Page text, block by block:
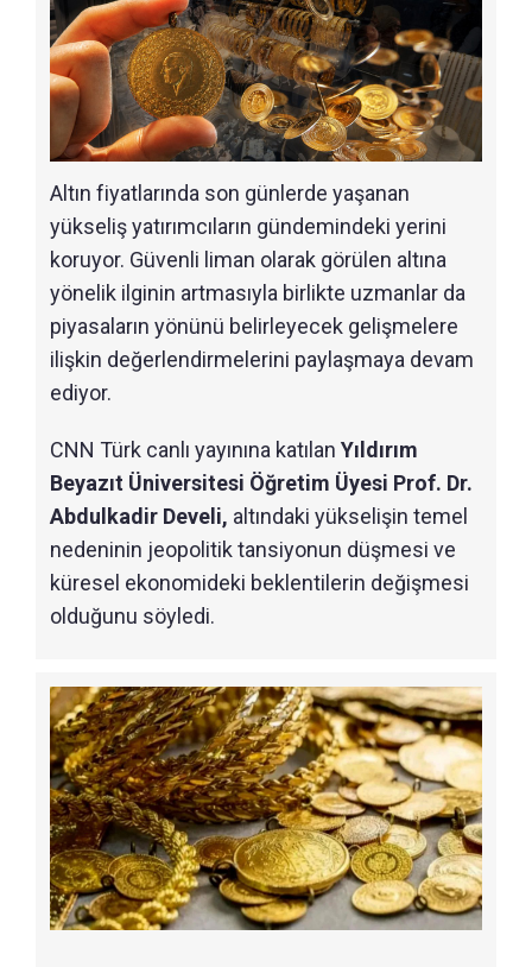
Altın fiyatlarında son günlerde yaşanan
yükseliş yatırımcıların gündemindeki yerini
koruyor. Güvenli liman olarak görülen altına
yönelik ilginin artmasıyla birlikte uzmanlar da
piyasaların yönünü belirleyecek gelişmelere
ilişkin değerlendirmelerini paylaşmaya devam
ediyor.
CNN Türk canlı yayınına katılan Yıldırım
Beyazıt Üniversitesi Öğretim Üyesi Prof. Dr.
Abdulkadir Develi, altındaki yükselişin temel
nedeninin jeopolitik tansiyonun düşmesi ve
küresel ekonomideki beklentilerin değişmesi
olduğunu söyledi.